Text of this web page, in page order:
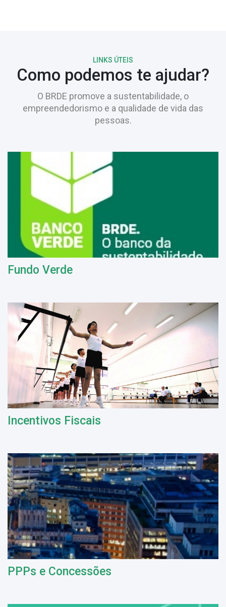
LINKS ÚTEIS
Como podemos te ajudar?
O BRDE promove a sustentabilidade, o
empreendedorismo e a qualidade de vida das
pessoas.
Fundo Verde
Incentivos Fiscais
PPPs e Concessões